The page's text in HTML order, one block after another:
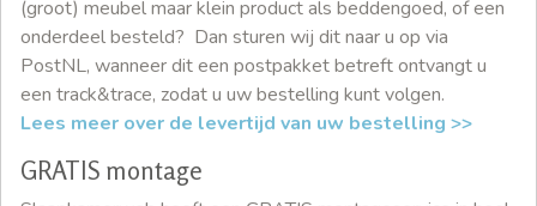
(groot) meubel maar klein product als beddengoed, of een
onderdeel besteld? Dan sturen wij dit naar u op via
PostNL, wanneer dit een postpakket betreft ontvangt u
een track&trace, zodat u uw bestelling kunt volgen.
Lees meer over de levertijd van uw bestelling >>
GRATIS montage